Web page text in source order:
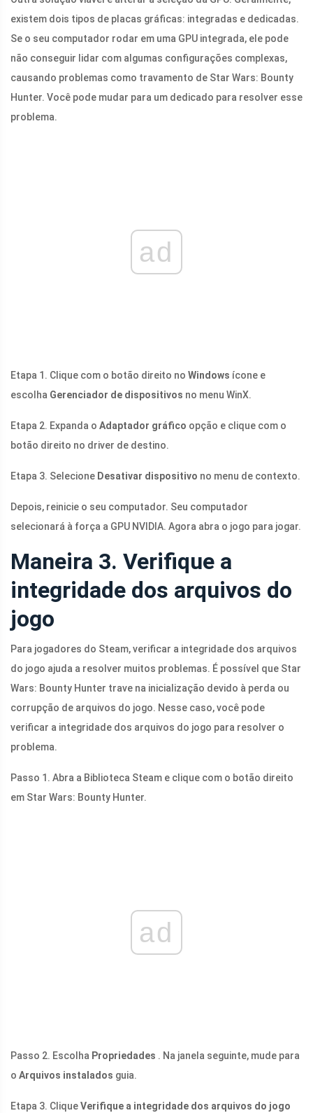
existem dois tipos de placas gráficas: integradas e dedicadas.
Se o seu computador rodar em uma GPU integrada, ele pode
não conseguir lidar com algumas configurações complexas,
causando problemas como travamento de Star Wars: Bounty
Hunter. Você pode mudar para um dedicado para resolver esse
problema.
ad
Etapa 1. Clique com o botão direito no Windows ícone e
escolha Gerenciador de dispositivos no menu WinX.
Etapa 2. Expanda o Adaptador gráfico opção e clique com o
botão direito no driver de destino.
Etapa 3. Selecione Desativar dispositivo no menu de contexto.
Depois, reinicie o seu computador. Seu computador
selecionará à força a GPU NVIDIA. Agora abra o jogo para jogar.
Maneira 3. Verifique a
integridade dos arquivos do
jogo
Para jogadores do Steam, verificar a integridade dos arquivos
do jogo ajuda a resolver muitos problemas. É possível que Star
Wars: Bounty Hunter trave na inicialização devido à perda ou
corrupção de arquivos do jogo. Nesse caso, você pode
verificar a integridade dos arquivos do jogo para resolver o
problema.
Passo 1. Abra a Biblioteca Steam e clique com o botão direito
em Star Wars: Bounty Hunter.
ad
Passo 2. Escolha Propriedades . Na janela seguinte, mude para
o Arquivos instalados guia.
Etapa 3. CliqueVerifique a integridade dos arquivos do jogo